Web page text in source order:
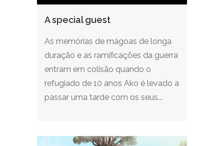
A special guest
As memórias de mágoas de longa
duração e as ramificações da guerra
entram em colisão quando o
refugiado de 10 anos Ako é levado a
passar uma tarde com os seus...